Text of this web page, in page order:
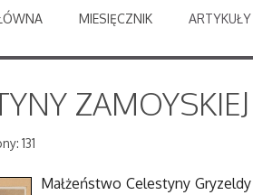
MIESIĘCZNIK
131
Małżeństwo Celestyny